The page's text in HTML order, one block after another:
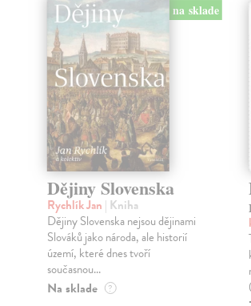
na sklade
Dějiny Slovenska
Rychlík Jan | Kniha
Dějiny Slovenska nejsou dějinami
Slováků jako národa, ale historií
území, které dnes tvoří
současnou...
Na sklade ?